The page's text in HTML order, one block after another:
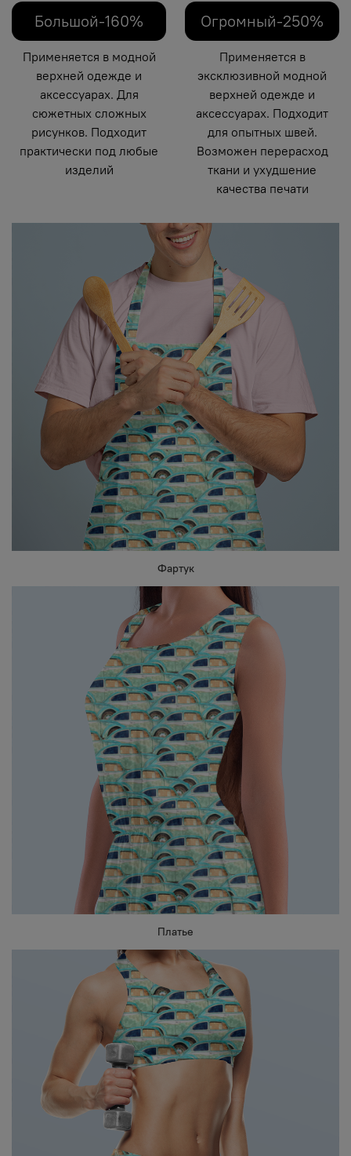
Большой-160%
Применяется в модной
верхней одежде и
аксессуарах. Для
сюжетных сложных
рисунков. Подходит
практически под любые
изделий
Огромный-250%
Применяется в
эксклюзивной модной
верхней одежде и
аксессуарах. Подходит
для опытных швей.
Возможен перерасход
ткани и ухудшение
качества печати
Фартук
Платье